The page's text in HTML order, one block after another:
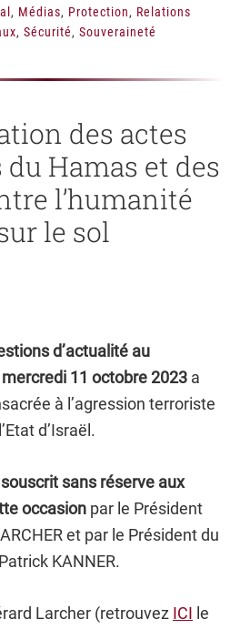
, Médias, Protection, Relations
, Sécurité, Souveraineté
des actes
Hamas et des
l’humanité
le sol
d’actualité au
11 octobre 2023 a
à l’agression terroriste
d’Israël.
sans réserve aux
occasion par le Président
et par le Président du
KANNER.
Larcher (retrouvez ICI le